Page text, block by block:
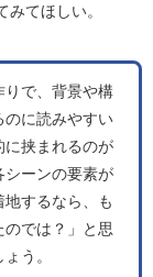
てほしい。
りで、背景や構
のに読みやすい
に挟まれるのが
シーンの要素が
するなら、も
のでは？」と思
う。